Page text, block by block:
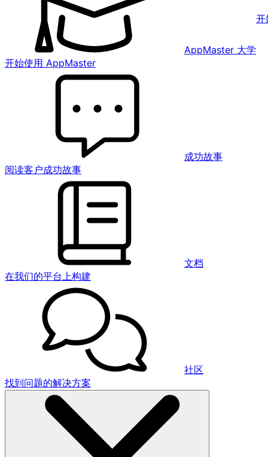
AppMaster 大学
开始使用 AppMaster
成功故事
阅读客户成功故事
文档
在我们的平台上构建
社区
找到问题的解决方案
开